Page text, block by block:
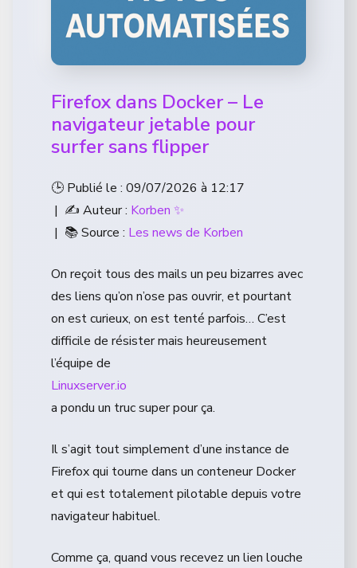
Firefox dans Docker – Le
navigateur jetable pour
surfer sans flipper
🕒 Publié le : 09/07/2026 à 12:17
| ✍️ Auteur : Korben ✨
| 📚 Source : Les news de Korben
On reçoit tous des mails un peu bizarres avec
des liens qu’on n’ose pas ouvrir, et pourtant
on est curieux, on est tenté parfois… C’est
difficile de résister mais heureusement
l’équipe de
Linuxserver.io
a pondu un truc super pour ça.
Il s’agit tout simplement d’une instance de
Firefox qui tourne dans un conteneur Docker
et qui est totalement pilotable depuis votre
navigateur habituel.
Comme ça, quand vous recevez un lien louche